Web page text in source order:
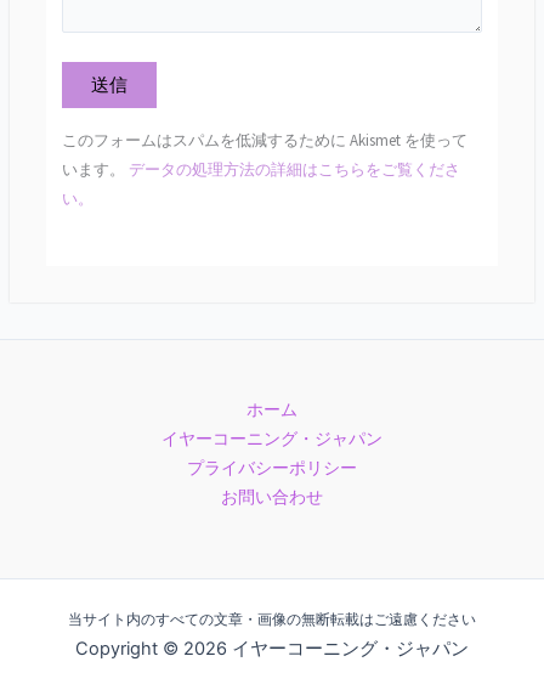
このフォームはスパムを低減するために Akismet を使って
います。 データの処理方法の詳細はこちらをご覧くださ
い。
ホーム
イヤーコーニング・ジャパン
プライバシーポリシー
お問い合わせ
当サイト内のすべての文章・画像の無断転載はご遠慮ください
Copyright © 2026 イヤーコーニング・ジャパン